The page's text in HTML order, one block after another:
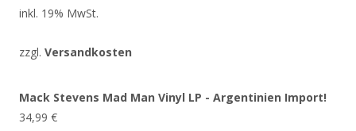
inkl. 19% MwSt.
zzgl. Versandkosten
Mack Stevens Mad Man Vinyl LP - Argentinien Import!
34,99 €